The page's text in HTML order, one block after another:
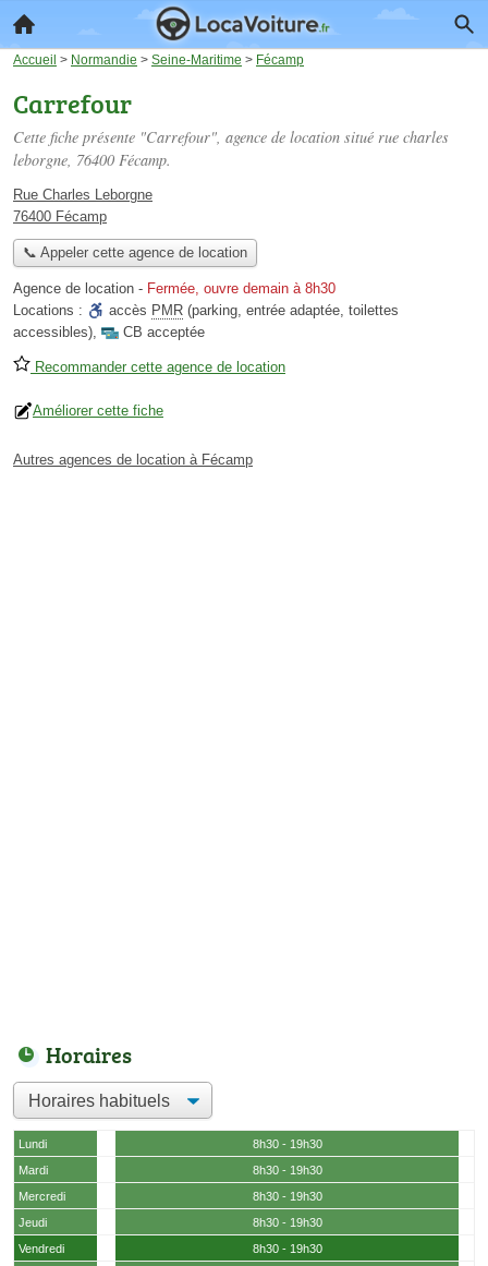
Accueil > Normandie > Seine-Maritime > Fécamp
Carrefour
Cette fiche présente "Carrefour", agence de location situé rue charles
leborgne, 76400 Fécamp.
Rue Charles Leborgne
76400 Fécamp
📞 Appeler cette agence de location
Agence de location - Fermée, ouvre demain à 8h30
Locations :
accès PMR (parking, entrée adaptée, toilettes
accessibles), CB acceptée
Recommander cette agence de location
Améliorer cette fiche
Autres agences de location à Fécamp
Horaires
Lundi
8h30 - 19h30
Mardi
8h30 - 19h30
Mercredi
8h30 - 19h30
Jeudi
8h30 - 19h30
Vendredi
8h30 - 19h30